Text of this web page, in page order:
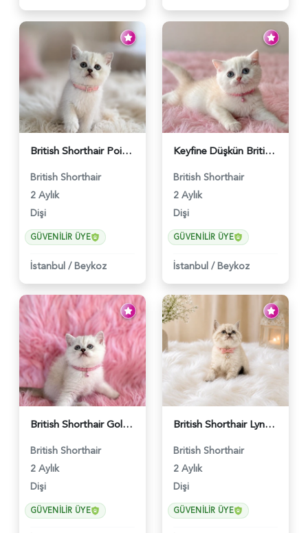
British Shorthair Point Güzelliklerimiz - 5574
British Shorthair
2 Aylık
Dişi
GÜVENILIR ÜYE
İstanbul / Beykoz
Keyfine Düşkün British Shorthair Dişi Yavrumuz - 5570
British Shorthair
2 Aylık
Dişi
GÜVENILIR ÜYE
İstanbul / Beykoz
British Shorthair Golden Point Yavrumuz - 5571
British Shorthair
2 Aylık
Dişi
GÜVENILIR ÜYE
British Shorthair Lynx Point Güzel Kızımız - 4640
British Shorthair
2 Aylık
Dişi
GÜVENILIR ÜYE